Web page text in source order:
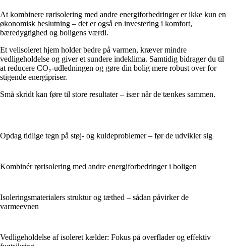
At kombinere rørisolering med andre energiforbedringer er ikke kun en
økonomisk beslutning – det er også en investering i komfort,
bæredygtighed og boligens værdi.
Et velisoleret hjem holder bedre på varmen, kræver mindre
vedligeholdelse og giver et sundere indeklima. Samtidig bidrager du til
at reducere CO₂-udledningen og gøre din bolig mere robust over for
stigende energipriser.
Små skridt kan føre til store resultater – især når de tænkes sammen.
Opdag tidlige tegn på støj- og kuldeproblemer – før de udvikler sig
Kombinér rørisolering med andre energiforbedringer i boligen
Isoleringsmaterialers struktur og tæthed – sådan påvirker de
varmeevnen
Vedligeholdelse af isoleret kælder: Fokus på overflader og effektiv